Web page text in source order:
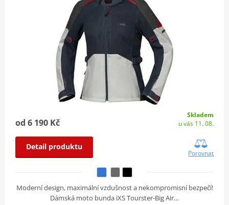
od 6 190 Kč
Skladem
u vás 11. 08.
Detail produktu
Porovnat
Moderní design, maximální vzdušnost a nekompromisní bezpečí!
Dámská moto bunda iXS Tourster-Big Air…